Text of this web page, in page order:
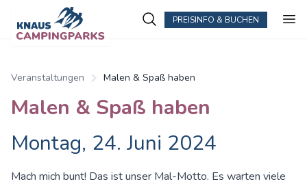
PREISINFO & BUCHEN
Veranstaltungen Malen & Spaß haben
Malen & Spaß haben
Montag, 24. Juni 2024
Mach mich bunt! Das ist unser Mal-Motto. Es warten viele